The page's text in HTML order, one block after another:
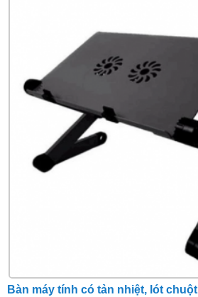
Bàn máy tính có tản nhiệt, lót chuột